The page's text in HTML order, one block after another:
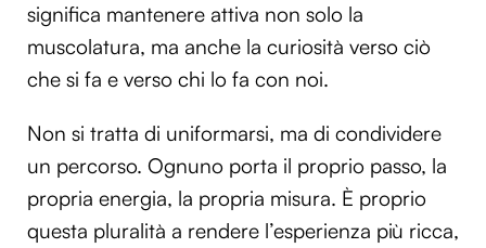
significa mantenere attiva non solo la
muscolatura, ma anche la curiosità verso ciò
che si fa e verso chi lo fa con noi.
Non si tratta di uniformarsi, ma di condividere
un percorso. Ognuno porta il proprio passo, la
propria energia, la propria misura. È proprio
questa pluralità a rendere l’esperienza più ricca,